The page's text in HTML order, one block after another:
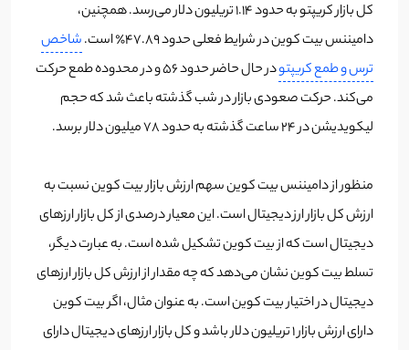
کل بازار کریپتو به حدود ۱.۱۴ تریلیون دلار می‌رسد. همچنین،
دامیننس بیت کوین در شرایط فعلی حدود ۴۷.۸۹٪ است.
شاخص
ترس و طمع کریپتو
در حال حاضر حدود ۵۶ و در محدوده طمع حرکت
‌می‌کند. حرکت صعودی بازار در شب گذشته باعث شد که حجم
لیکویدیشن‌ در ۲۴ ساعت گذشته به حدود ۷۸ میلیون دلار برسد.
منظور از دامیننس بیت کوین سهم ارزش بازار بیت کوین نسبت به
ارزش کل بازار ارز دیجیتال است. این معیار درصدی از کل بازار ارزهای
دیجیتال است که از بیت کوین تشکیل شده است. به عبارت دیگر،
تسلط بیت کوین نشان می‌دهد که چه مقدار از ارزش کل بازار ارزهای
دیجیتال در اختیار بیت کوین است. به عنوان مثال، اگر بیت کوین
دارای ارزش بازار 1 تریلیون دلار باشد و کل بازار ارزهای دیجیتال دارای